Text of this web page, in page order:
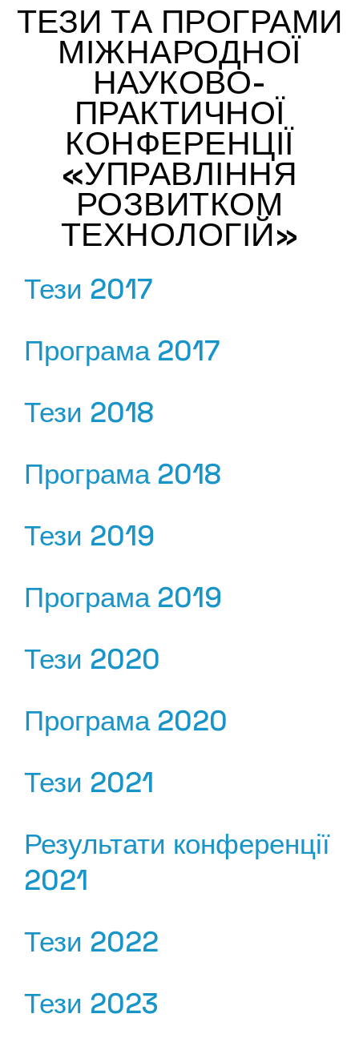
ТЕЗИ ТА ПРОГРАМИ
МІЖНАРОДНОЇ
НАУКОВО-
ПРАКТИЧНОЇ
КОНФЕРЕНЦІЇ
«УПРАВЛІННЯ
РОЗВИТКОМ
ТЕХНОЛОГІЙ»
Тези 2017
Програма 2017
Тези 2018
Програма 2018
Тези 2019
Програма 2019
Тези 2020
Програма 2020
Тези 2021
Результати конференції
2021
Тези 2022
Тези 2023